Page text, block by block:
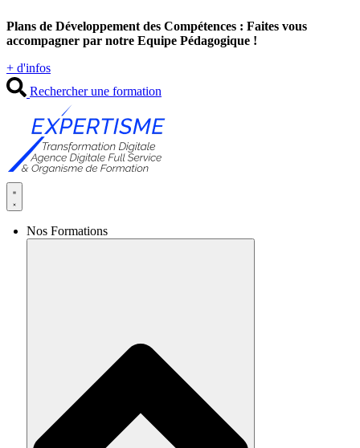
au
contenu
Plans de Développement des Compétences : Faites vous
accompagner par notre Equipe Pédagogique !
+ d'infos
Rechercher une formation
Nos Formations